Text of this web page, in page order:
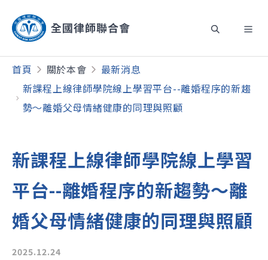
首頁 關於本會
最新消息
新課程上線律師學院線上學習平台--離婚程序的新趨
勢～離婚父母情緒健康的同理與照顧
新課程上線律師學院線上學習
平台--離婚程序的新趨勢～離
婚父母情緒健康的同理與照顧
2025.12.24